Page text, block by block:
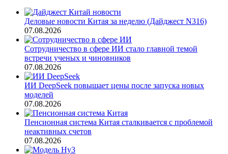
Деловые новости Китая за неделю (Дайджест N316)
07.08.2026
Сотрудничество в сфере ИИ стало главной темой
встречи ученых и чиновников
07.08.2026
ИИ DeepSeek повышает цены после запуска новых
моделей
07.08.2026
Пенсионная система Китая сталкивается с проблемой
неактивных счетов
07.08.2026